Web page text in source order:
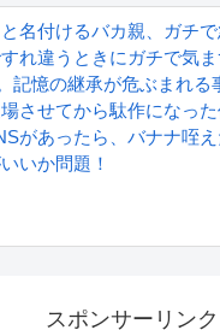
名付けるバカ親、ガチ
れ違うときにガチで気ま
記憶の継承が危ぶまれる
させてから駄作になった
があったら、バナナ咥
いか問題！
スポンサーリンク